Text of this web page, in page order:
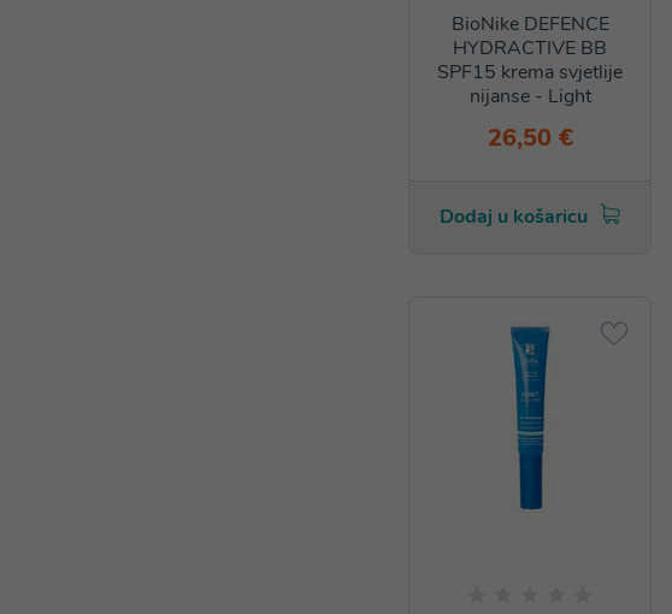
BioNike DEFENCE
HYDRACTIVE BB
SPF15 krema svjetlije
nijanse - Light
26,50 €
Dodaj u košaricu